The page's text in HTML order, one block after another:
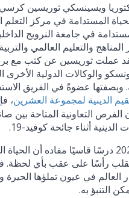
ويسينسكي ثوريسين كرسي
المستدامة في مركز التعلم
في جامعة النرويج
والتعليم العالمي
عملت ثوريسين عن كثب مع
والوكالات الدولية الأخرى
وبصفتها عضوةً في الفريق
الدينية لمجموعة العشرين،
التعاونية المتاحة بين
أثناء جائحة كوفيد-19.
لقد أعطتنا سنة 2020 درسًا قاسيًا مفاده أن
رأسًا على عقب بأي لحظة.
العالم في عيون تملؤها الحيرة
التنبؤ به.